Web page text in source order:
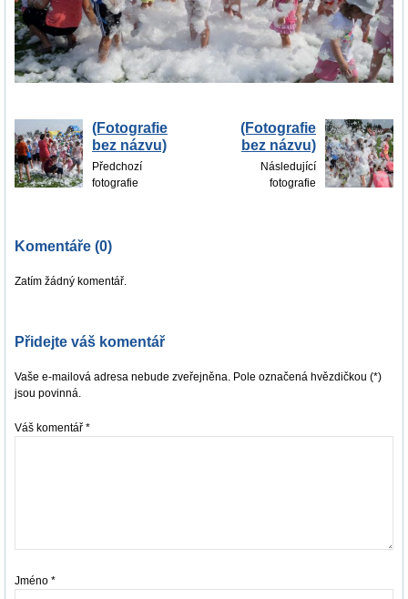
(Fotografie
bez názvu)
Předchozí
fotografie
(Fotografie
bez názvu)
Následující
fotografie
Komentáře (0)
Zatím žádný komentář.
Přidejte váš komentář
Vaše e-mailová adresa nebude zveřejněna. Pole označená hvězdičkou (*)
jsou povinná.
Váš komentář *
Jméno *